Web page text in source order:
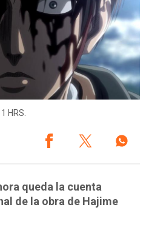
HRS.
queda la cuenta
de la obra de Hajime